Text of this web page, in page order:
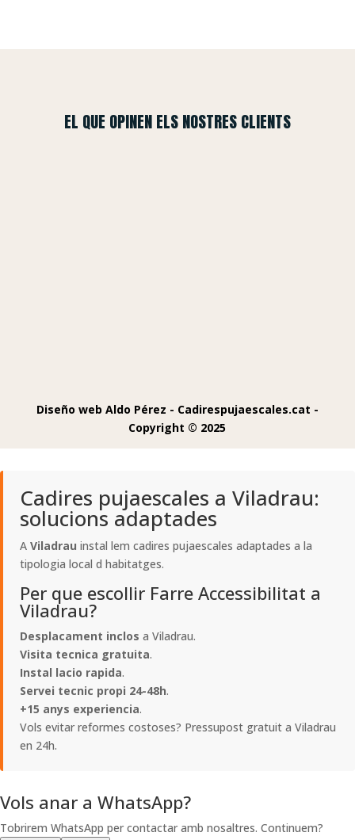
EL QUE OPINEN ELS NOSTRES CLIENTS
Diseño web Aldo Pérez - Cadirespujaescales.cat -
Copyright © 2025
Cadires pujaescales a Viladrau:
solucions adaptades
A Viladrau instal lem cadires pujaescales adaptades a la
tipologia local d habitatges.
Per que escollir Farre Accessibilitat a
Viladrau?
Desplacament inclos a Viladrau.
Visita tecnica gratuita.
Instal lacio rapida.
Servei tecnic propi 24-48h.
+15 anys experiencia.
Vols evitar reformes costoses? Pressupost gratuit a Viladrau
en 24h.
Vols anar a WhatsApp?
Tobrirem WhatsApp per contactar amb nosaltres. Continuem?